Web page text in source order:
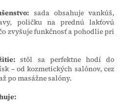
sada obsahuje vankúš,
poličku na prednú lakťovú
zvyšuje funkčnosť a pohodlie pri
stôl sa perfektne hodí do
– od kozmetických salónov, cez
po masážne salóny.